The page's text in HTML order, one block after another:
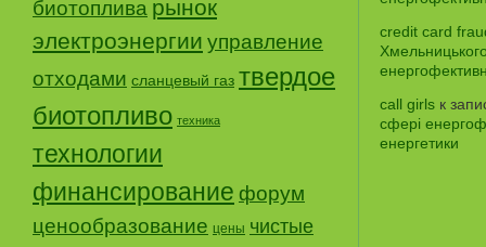
биотоплива рынок
электроэнергии управление
отходами сланцевый газ твердое
биотопливо техника
технологии
финансирование форум
ценообразование цены чистые
credit card
call girls к
сфері
енергетики